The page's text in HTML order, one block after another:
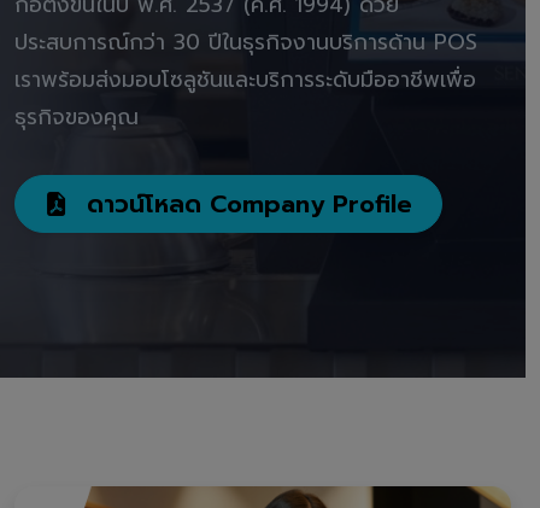
ประสบการณ์กว่า 30 ปีในธุรกิจงานบริการด้าน POS
เราพร้อมส่งมอบโซลูชันและบริการระดับมืออาชีพเพื่อ
ธุรกิจของคุณ
ดาวน์โหลด Company Profile